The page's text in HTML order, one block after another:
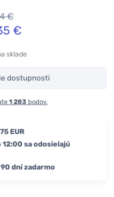
€
€
sklade
dostupnosti
1 283 bodov.
EUR
12:00 sa odosielajú
dní zadarmo